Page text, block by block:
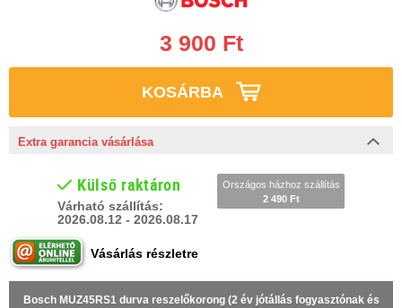
3 900 Ft
KOSÁRBA
Extra garancia vásárlása
Külső raktáron
Várható szállítás:
2026.08.12 - 2026.08.17
Országos házhoz szállítás
2 490 Ft
Vásárlás részletre
Bosch MUZ45RS1 durva reszelőkorong (2 év jótállás fogyasztónak és